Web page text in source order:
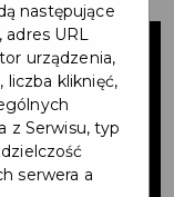
następujące
adres URL
urządzenia,
liczba kliknięć,
z Serwisu, typ
serwera a